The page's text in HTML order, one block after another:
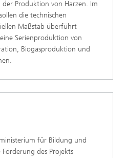
Produktion von Harzen. Im
die technischen
Maßstab überführt
Serienproduktion von
Biogasproduktion und
für Bildung und
des Projekts